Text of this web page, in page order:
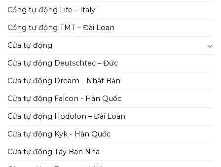
Cổng tự động Life – Italy
Cổng tự động TMT – Đài Loan
Cửa tự động
Cửa tự động Deutschtec – Đức
Cửa tự động Dream - Nhật Bản
Cửa tự động Falcon - Hàn Quốc
Cửa tự động Hodolon – Đài Loan
Cửa tự động Kyk - Hàn Quốc
Cửa tự động Tây Ban Nha